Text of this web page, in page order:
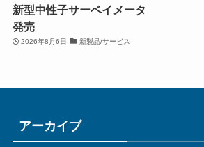
新型中性子サーベイメータ
発売
2026年8月6日 新製品/サービス
アーカイブ